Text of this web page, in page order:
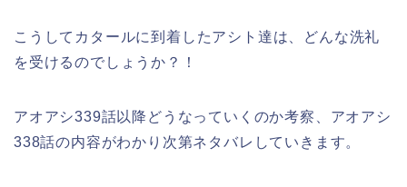
こうしてカタールに到着したアシト達は、どんな洗礼
を受けるのでしょうか？！
アオアシ339話以降どうなっていくのか考察、アオアシ
338話の内容がわかり次第ネタバレしていきます。